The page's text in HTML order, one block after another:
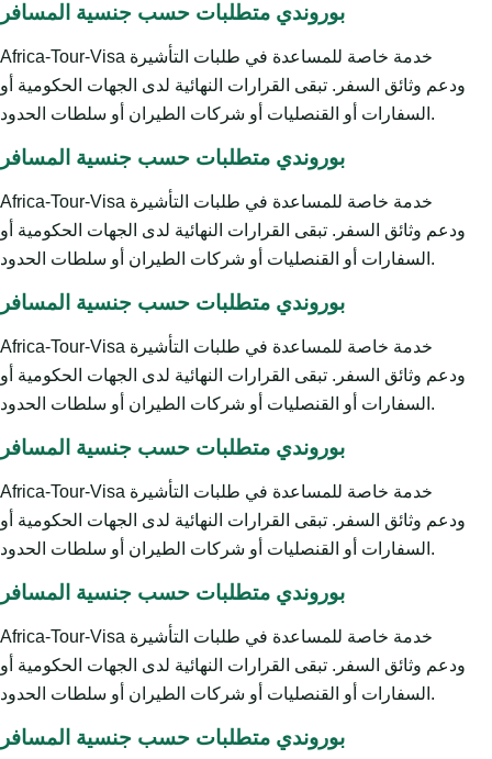
بوروندي متطلبات حسب جنسية المسافر
Africa-Tour-Visa خدمة خاصة للمساعدة في طلبات التأشيرة
ودعم وثائق السفر. تبقى القرارات النهائية لدى الجهات الحكومية أو
السفارات أو القنصليات أو شركات الطيران أو سلطات الحدود.
بوروندي متطلبات حسب جنسية المسافر
Africa-Tour-Visa خدمة خاصة للمساعدة في طلبات التأشيرة
ودعم وثائق السفر. تبقى القرارات النهائية لدى الجهات الحكومية أو
السفارات أو القنصليات أو شركات الطيران أو سلطات الحدود.
بوروندي متطلبات حسب جنسية المسافر
Africa-Tour-Visa خدمة خاصة للمساعدة في طلبات التأشيرة
ودعم وثائق السفر. تبقى القرارات النهائية لدى الجهات الحكومية أو
السفارات أو القنصليات أو شركات الطيران أو سلطات الحدود.
بوروندي متطلبات حسب جنسية المسافر
Africa-Tour-Visa خدمة خاصة للمساعدة في طلبات التأشيرة
ودعم وثائق السفر. تبقى القرارات النهائية لدى الجهات الحكومية أو
السفارات أو القنصليات أو شركات الطيران أو سلطات الحدود.
بوروندي متطلبات حسب جنسية المسافر
Africa-Tour-Visa خدمة خاصة للمساعدة في طلبات التأشيرة
ودعم وثائق السفر. تبقى القرارات النهائية لدى الجهات الحكومية أو
السفارات أو القنصليات أو شركات الطيران أو سلطات الحدود.
بوروندي متطلبات حسب جنسية المسافر